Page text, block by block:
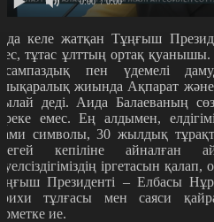
келе жатқан Тұңғыш
тұтас ұлттың ортақ
пен үдемелі
жиында Ақпарат
деді. Аида Балаеваның
емес. Ең алдымен,
символы, 30 жылдық
кепіліне айналған
іргетасын
Президенті – Елбасы
тұлғасы мен саяси
ие.